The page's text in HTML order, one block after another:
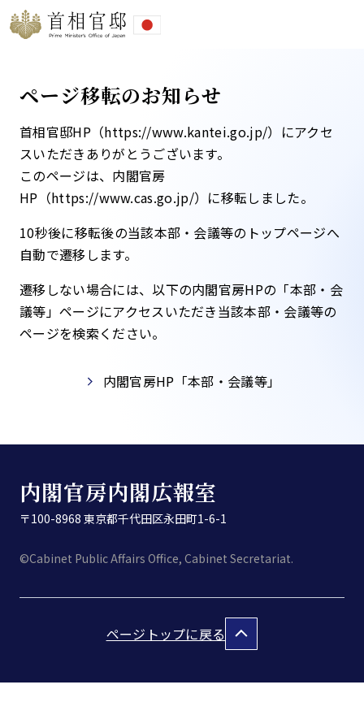
ページ移転のお知らせ
首相官邸HP（https://www.kantei.go.jp/）にアクセ
スいただきありがとうございます。
このページは、内閣官房
HP（https://www.cas.go.jp/）に移転しました。​
10秒後に移転後の当該本部・会議等のトップページへ
自動で遷移します。​
遷移しない場合には、以下の内閣官房HPの「本部・会
議等」ページにアクセスいただき当該本部・会議等の
ページを検索ください。​
内閣官房HP「本部・会議等」​
内閣官房内閣広報室
〒100-8968 東京都千代田区永田町1-6-1
©Cabinet Public Affairs Office, Cabinet Secretariat.
ページトップに戻る